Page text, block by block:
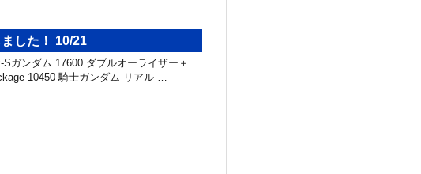
した！ 10/21
ガンダム 17600 ダブルオーライザー＋
10450 騎士ガンダム リアル …